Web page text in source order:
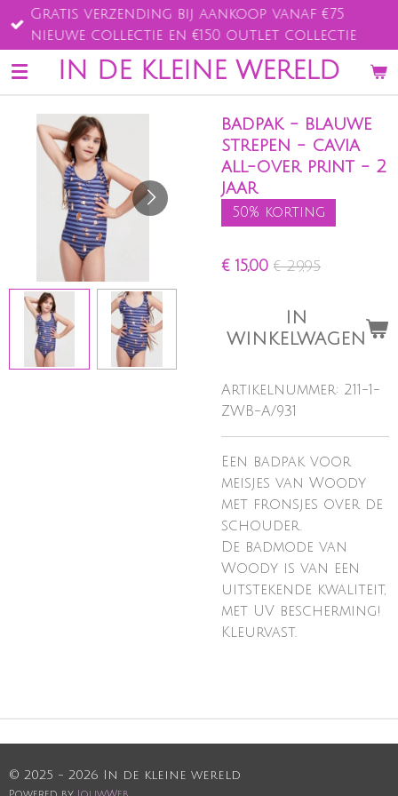
Ga
direct
naar
de
IN DE KLEINE WERELD
Gratis verzending bij aankoop vanaf €75
nieuwe collectie en €150 outlet collectie
badpak - blauwe
strepen - cavia
all-over print - 2
jaar
50% korting
€ 15,00 € 29,95
IN
WINKELWAGEN
Artikelnummer: 211-1-
ZWB-A/931
Een badpak voor
meisjes van Woody
met fronsjes over de
schouder.
De badmode van
Woody is van een
uitstekende kwaliteit,
met UV bescherming!
Kleurvast.
© 2025 - 2026 In de kleine wereld